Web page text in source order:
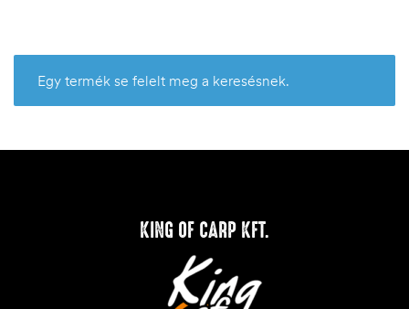
Egy termék se felelt meg a keresésnek.
KING OF CARP KFT.